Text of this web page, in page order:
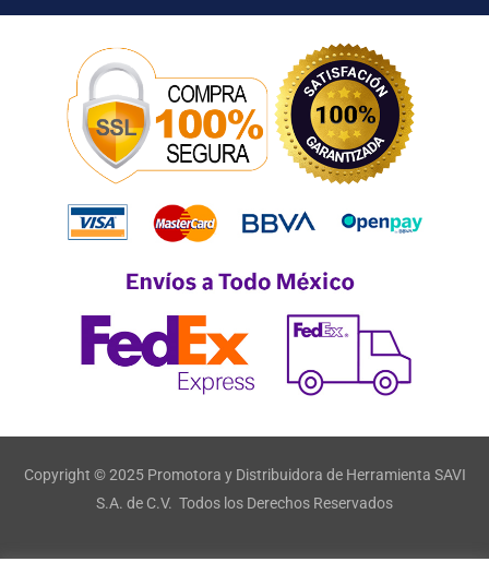
Copyright © 2025 Promotora y Distribuidora de Herramienta SAVI
S.A. de C.V. Todos los Derechos Reservados